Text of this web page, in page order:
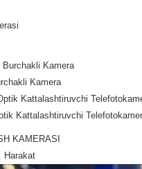
Burchakli Kamera
Kamera
Kattalashtiruvchi
Kattalashtiruvchi
KAMERASI
Harakat